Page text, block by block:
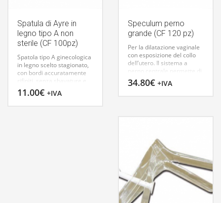
Spatula di Ayre in
legno tipo A non
sterile (CF 100pz)
Spatola tipo A ginecologica
in legno scelto stagionato,
con bordi accuratamente
rifiniti, senza sbavature e
schegge. Per il prelievo di
cellule esocervicali e sul
11.00€ +IVA
Speculum perno
grande (CF 120 pz)
Per la dilatazione vaginale
con esposizione del collo
dell’utero. Il sistema a
perno centrale permette di
regolare e bloccare con
sicurezza l’apertura del
ripiegato all’ingiù per
facilitare l’introduzione di
strumentario. Fabbricati in
Europa.SPECULUM CUSCO
A PERNO29948 GRANDE
34.80€ +IVA